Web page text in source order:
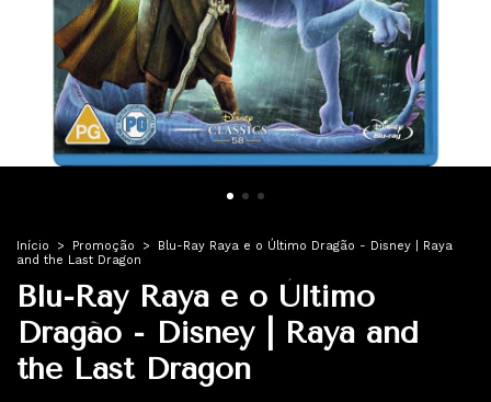
Início > Promoção >
Blu-Ray Raya e o Último Dragão - Disney | Raya
and the Last Dragon
Blu-Ray Raya e o Último
Dragão - Disney | Raya and
the Last Dragon